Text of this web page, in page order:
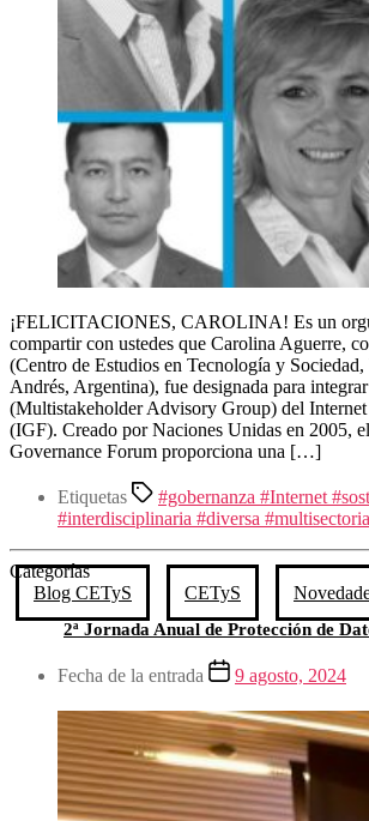
¡FELICITACIONES, CAROLINA! Es un
compartir con ustedes que Carolina Aguerre,
(Centro de Estudios en Tecnología y
Andrés, Argentina), fue designada para
(Multistakeholder Advisory Group) del
(IGF). Creado por Naciones Unidas en 2005,
Governance Forum proporciona una […]
Etiquetas
#gobernanza #Internet
#interdisciplinaria #diversa
Categorías
Blog CETyS
CETyS
2ª Jornada Anual de Protección de
Fecha de la entrada 9 agosto, 2024